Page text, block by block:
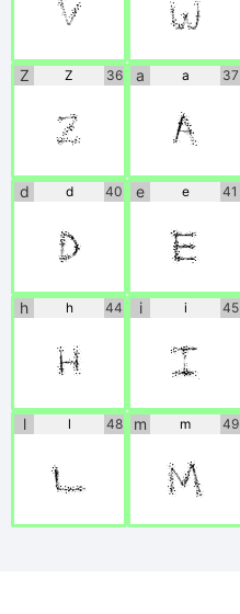
V W
Z Z 36
Z
a a 37
a
d d 40
d
e e 41
e
h h 44
h
i i 45
i
l l 48
l
m m 49
m